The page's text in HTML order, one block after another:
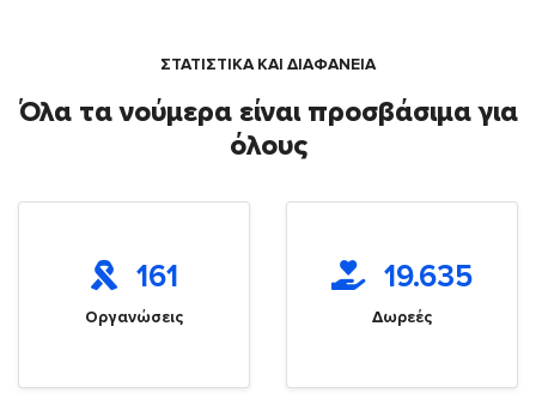
ΣΤΑΤΙΣΤΙΚΑ ΚΑΙ ΔΙΑΦΑΝΕΙΑ
Όλα τα νούμερα είναι προσβάσιμα για
όλους
161
Οργανώσεις
19.635
Δωρεές